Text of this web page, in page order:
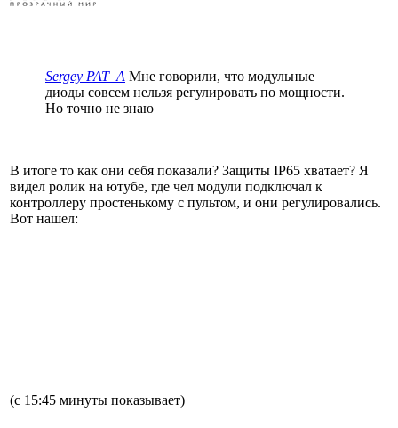
Sergey PAT_A Мне говорили, что модульные
диоды совсем нельзя регулировать по мощности.
Но точно не знаю
В итоге то как они себя показали? Защиты IP65 хватает? Я
видел ролик на ютубе, где чел модули подключал к
контроллеру простенькому с пультом, и они регулировались.
Вот нашел:
(с 15:45 минуты показывает)